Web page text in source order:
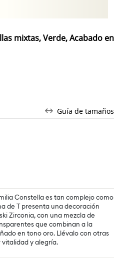
mixtas, Verde, Acabado en
Guía de tamaños
Constella es tan complejo como
de T presenta una decoración
Zirconia, con una mezcla de
que combinan a la
en tono oro. Llévalo con otras
vitalidad y alegría.